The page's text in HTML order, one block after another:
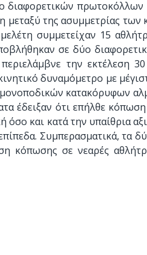
διαφορετικών
της ασυμμετρίας των
συμμετείχαν 15
σε δύο
την εκτέλεση
δυναμόμετρο με
μονοποδικών κατακόρυφων
έδειξαν ότι επήλθε
όσο και κατά την υπαίθρια
Συμπερασματικά, τα
κόπωσης σε νεαρές